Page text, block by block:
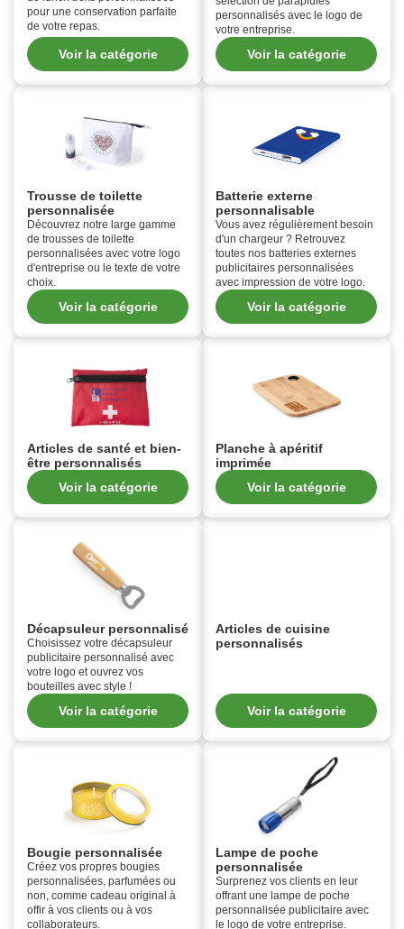
pour une conservation parfaite
de votre repas.
Voir la catégorie
personnalisés avec le logo de
votre entreprise.
Voir la catégorie
Trousse de toilette
personnalisée
Découvrez notre large gamme
de trousses de toilette
personnalisées avec votre logo
d'entreprise ou le texte de votre
choix.
Voir la catégorie
Batterie externe
personnalisable
Vous avez régulièrement besoin
d'un chargeur ? Retrouvez
toutes nos batteries externes
publicitaires personnalisées
avec impression de votre logo.
Voir la catégorie
Articles de santé et bien-
être personnalisés
Voir la catégorie
Planche à apéritif
imprimée
Voir la catégorie
Décapsuleur personnalisé
Choisissez votre décapsuleur
publicitaire personnalisé avec
votre logo et ouvrez vos
bouteilles avec style !
Voir la catégorie
Articles de cuisine
personnalisés
Voir la catégorie
Bougie personnalisée
Créez vos propres bougies
personnalisées, parfumées ou
non, comme cadeau original à
offir à vos clients ou à vos
collaborateurs.
Lampe de poche
personnalisée
Surprenez vos clients en leur
offrant une lampe de poche
personnalisée publicitaire avec
le logo de votre entreprise.